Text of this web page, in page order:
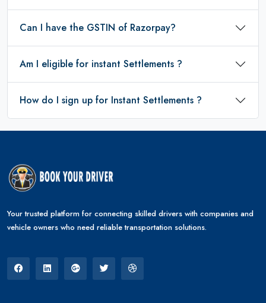
Can I have the GSTIN of Razorpay?
Am I eligible for instant Settlements ?
How do I sign up for Instant Settlements ?
Your trusted platform for connecting skilled drivers with companies and
vehicle owners who need reliable transportation solutions.